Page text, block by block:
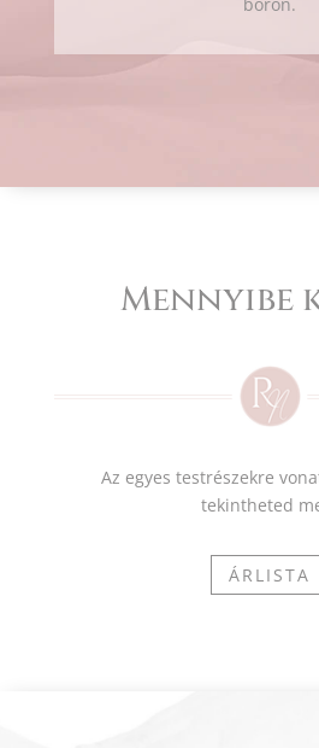
Mennyibe
Az egyes testrészekre
tekintheted
ÁRLISTA